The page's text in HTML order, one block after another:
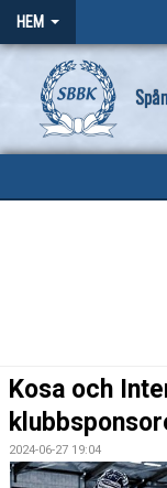
HEM
SBBK POLICY
FÖRENINGSKALENDER
Kosa och
2024-06-27 19:04